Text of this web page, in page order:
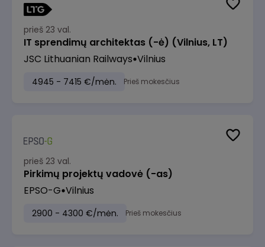
prieš 23 val.
IT sprendimų architektas (-ė) (Vilnius, LT)
JSC Lithuanian Railways Vilnius
4945 - 7415 €/mėn. Prieš mokesčius
prieš 23 val.
Pirkimų projektų vadovė (-as)
EPSO-G Vilnius
2900 - 4300 €/mėn. Prieš mokesčius